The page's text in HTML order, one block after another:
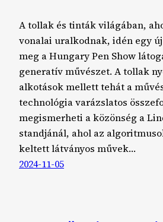
A tollak és tinták világában,
vonalai uralkodnak, idén egy
meg a Hungary Pen Show
generatív művészet. A tollak
alkotások mellett tehát a
technológia varázslatos
megismerheti a közönség a
standjánál, ahol az
keltett látványos művek…
2024-11-05